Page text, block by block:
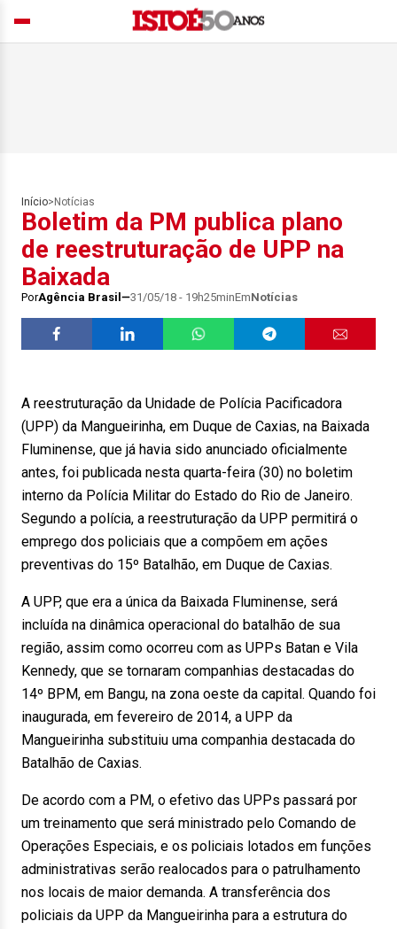
Início> Notícias
Boletim da PM publica plano
de reestruturação de UPP na
Baixada
PorAgência Brasil 31/05/18 - 19h25minEmNotícias
A reestruturação da Unidade de Polícia Pacificadora
(UPP) da Mangueirinha, em Duque de Caxias, na Baixada
Fluminense, que já havia sido anunciado oficialmente
antes, foi publicada nesta quarta-feira (30) no boletim
interno da Polícia Militar do Estado do Rio de Janeiro.
Segundo a polícia, a reestruturação da UPP permitirá o
emprego dos policiais que a compõem em ações
preventivas do 15º Batalhão, em Duque de Caxias.
A UPP, que era a única da Baixada Fluminense, será
incluída na dinâmica operacional do batalhão de sua
região, assim como ocorreu com as UPPs Batan e Vila
Kennedy, que se tornaram companhias destacadas do
14º BPM, em Bangu, na zona oeste da capital. Quando foi
inaugurada, em fevereiro de 2014, a UPP da
Mangueirinha substituiu uma companhia destacada do
Batalhão de Caxias.
De acordo com a PM, o efetivo das UPPs passará por
um treinamento que será ministrado pelo Comando de
Operações Especiais, e os policiais lotados em funções
administrativas serão realocados para o patrulhamento
nos locais de maior demanda. A transferência dos
policiais da UPP da Mangueirinha para a estrutura do